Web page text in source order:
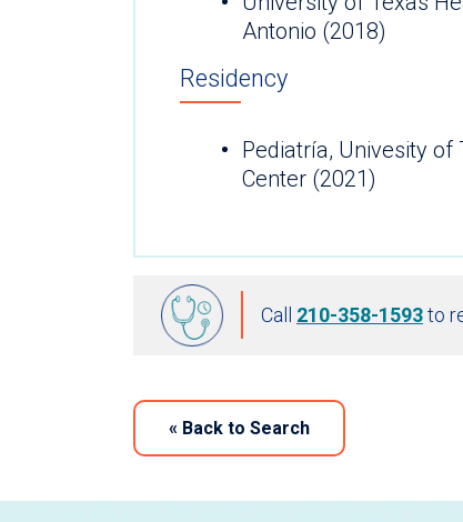
Antonio (2018)
Residency
Pediatría, Univesity of
Center (2021)
Call 210-358-1593to
« Back to Search